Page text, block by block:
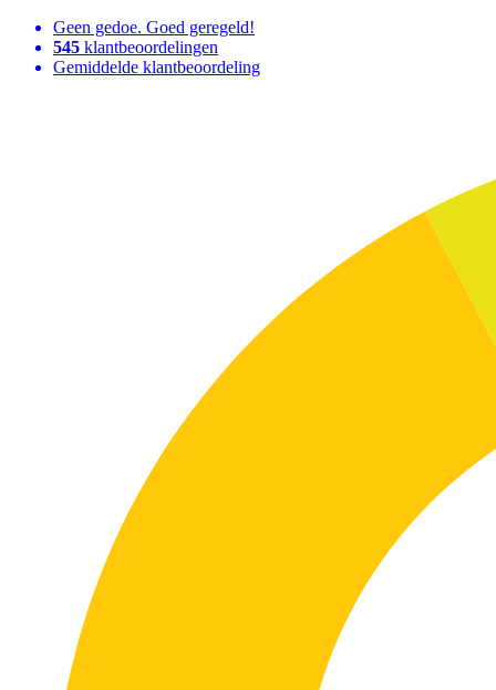
Geen gedoe. Goed geregeld!
545 klantbeoordelingen
Gemiddelde klantbeoordeling